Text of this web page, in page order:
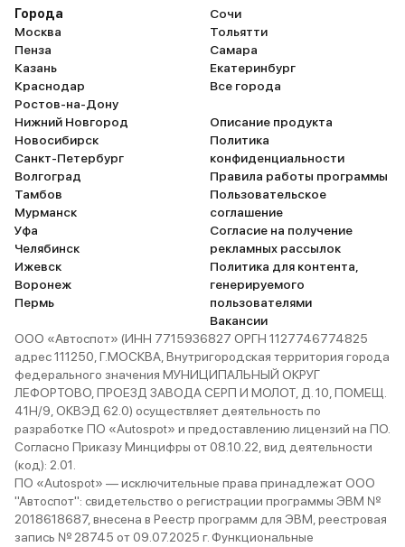
Города
Москва
Пенза
Казань
Краснодар
Ростов-на-Дону
Нижний Новгород
Новосибирск
Санкт-Петербург
Волгоград
Тамбов
Мурманск
Уфа
Челябинск
Ижевск
Воронеж
Пермь
Сочи
Тольятти
Самара
Екатеринбург
Все города
Описание продукта
Политика
конфиденциальности
Правила работы программы
Пользовательское
соглашение
Согласие на получение
рекламных рассылок
Политика для контента,
генерируемого
пользователями
Вакансии
ООО «Автоспот» (ИНН 7715936827 ОРГН 1127746774825
адрес 111250, Г.МОСКВА, Внутригородская территория города
федерального значения МУНИЦИПАЛЬНЫЙ ОКРУГ
ЛЕФОРТОВО, ПРОЕЗД ЗАВОДА СЕРП И МОЛОТ, Д. 10, ПОМЕЩ.
41Н/9, ОКВЭД 62.0) осуществляет деятельность по
разработке ПО «Autospot» и предоставлению лицензий на ПО.
Согласно Приказу Минцифры от 08.10.22, вид деятельности
(код): 2.01.
ПО «Autospot» — исключительные права принадлежат ООО
"Автоспот": свидетельство о регистрации программы ЭВМ №
2018618687, внесена в Реестр программ для ЭВМ, реестровая
запись № 28745 от 09.07.2025 г. Функциональные